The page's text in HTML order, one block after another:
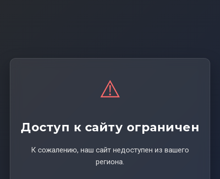
⚠️
Доступ к сайту ограничен
К сожалению, наш сайт недоступен из вашего
региона.